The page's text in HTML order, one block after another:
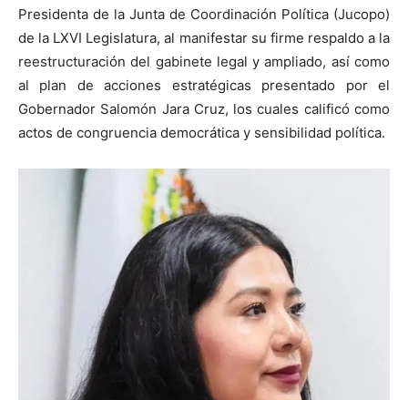
Presidenta de la Junta de Coordinación Política (Jucopo)
de la LXVI Legislatura, al manifestar su firme respaldo a la
reestructuración del gabinete legal y ampliado, así como
al plan de acciones estratégicas presentado por el
Gobernador Salomón Jara Cruz, los cuales calificó como
actos de congruencia democrática y sensibilidad política.